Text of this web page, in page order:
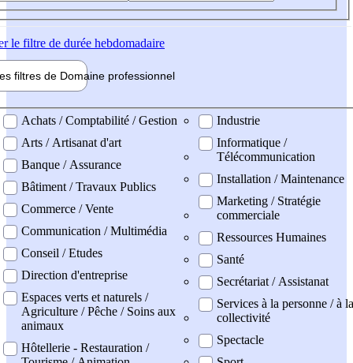
le filtre de durée hebdomadaire
filtres de Domaine professionnel
professionel
Achats / Comptabilité / Gestion
Arts / Artisanat d'art
Banque / Assurance
Bâtiment / Travaux Publics
Commerce / Vente
Communication / Multimédia
Conseil / Etudes
Direction d'entreprise
Espaces verts et naturels /
Agriculture / Pêche / Soins aux
animaux
Hôtellerie - Restauration /
Industrie
Informatique /
Télécommunication
Installation / Maintenance
Marketing / Stratégie
commerciale
Ressources Humaines
Santé
Secrétariat / Assistanat
Services à la personne / à la
collectivité
Spectacle